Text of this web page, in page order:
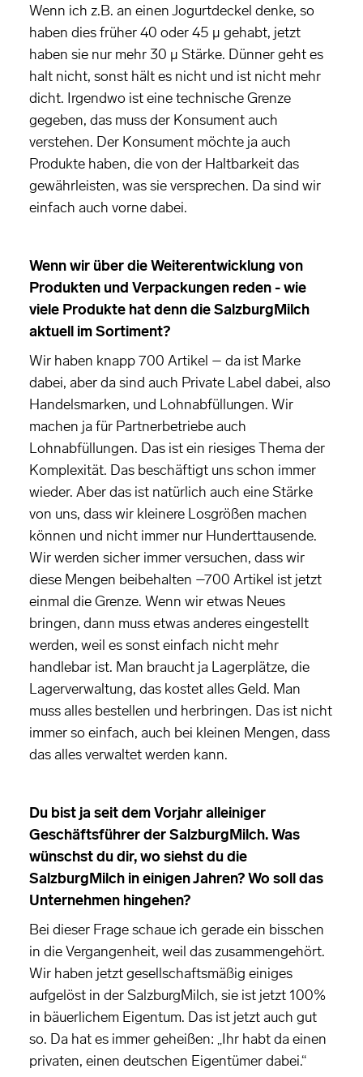
Wenn ich z.B. an einen Jogurtdeckel denke, so
haben dies früher 40 oder 45 µ gehabt, jetzt
haben sie nur mehr 30 µ Stärke. Dünner geht es
halt nicht, sonst hält es nicht und ist nicht mehr
dicht. Irgendwo ist eine technische Grenze
gegeben, das muss der Konsument auch
verstehen. Der Konsument möchte ja auch
Produkte haben, die von der Haltbarkeit das
gewährleisten, was sie versprechen. Da sind wir
einfach auch vorne dabei.
Wenn wir über die Weiterentwicklung von
Produkten und Verpackungen reden - wie
viele Produkte hat denn die SalzburgMilch
aktuell im Sortiment?
Wir haben knapp 700 Artikel – da ist Marke
dabei, aber da sind auch Private Label dabei, also
Handelsmarken, und Lohnabfüllungen. Wir
machen ja für Partnerbetriebe auch
Lohnabfüllungen. Das ist ein riesiges Thema der
Komplexität. Das beschäftigt uns schon immer
wieder. Aber das ist natürlich auch eine Stärke
von uns, dass wir kleinere Losgrößen machen
können und nicht immer nur Hunderttausende.
Wir werden sicher immer versuchen, dass wir
diese Mengen beibehalten –700 Artikel ist jetzt
einmal die Grenze. Wenn wir etwas Neues
bringen, dann muss etwas anderes eingestellt
werden, weil es sonst einfach nicht mehr
handlebar ist. Man braucht ja Lagerplätze, die
Lagerverwaltung, das kostet alles Geld. Man
muss alles bestellen und herbringen. Das ist nicht
immer so einfach, auch bei kleinen Mengen, dass
das alles verwaltet werden kann.
Du bist ja seit dem Vorjahr alleiniger
Geschäftsführer der SalzburgMilch. Was
wünschst du dir, wo siehst du die
SalzburgMilch in einigen Jahren? Wo soll das
Unternehmen hingehen?
Bei dieser Frage schaue ich gerade ein bisschen
in die Vergangenheit, weil das zusammengehört.
Wir haben jetzt gesellschaftsmäßig einiges
aufgelöst in der SalzburgMilch, sie ist jetzt 100%
in bäuerlichem Eigentum. Das ist jetzt auch gut
so. Da hat es immer geheißen: „Ihr habt da einen
privaten, einen deutschen Eigentümer dabei.“